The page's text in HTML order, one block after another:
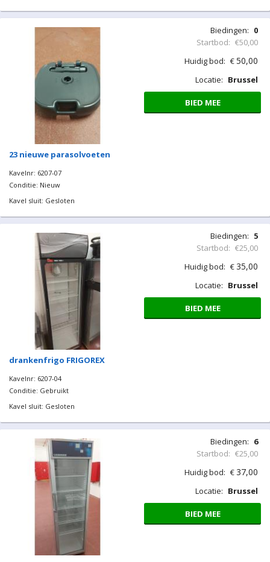
23 nieuwe parasolvoeten
Kavelnr: 6207-07
Conditie: Nieuw
Kavel sluit: Gesloten
Biedingen: 0
Startbod: €50,00
Huidig bod: €50,00
Locatie: Brussel
BIED MEE
drankenfrigo FRIGOREX
Kavelnr: 6207-04
Conditie: Gebruikt
Kavel sluit: Gesloten
Biedingen: 5
Startbod: €25,00
Huidig bod: €35,00
Locatie: Brussel
BIED MEE
Biedingen: 6
Startbod: €25,00
Huidig bod: €37,00
Locatie: Brussel
BIED MEE